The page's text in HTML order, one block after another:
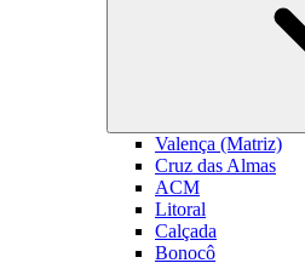
Valença (Matriz)
Cruz das Almas
ACM
Litoral
Calçada
Bonocô